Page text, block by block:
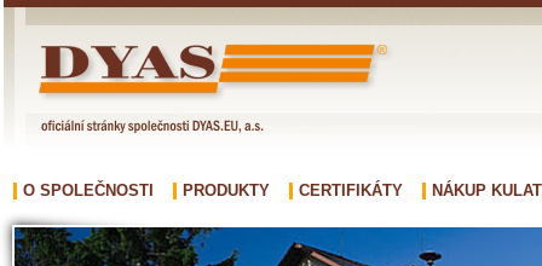
O SPOLEČNOSTI PRODUKTY CERTIFIKÁTY NÁKUP